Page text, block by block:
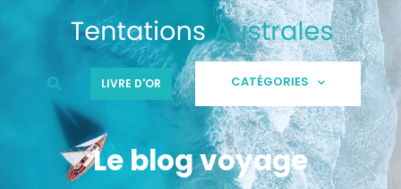
LIVRE D'OR CATÉGORIES
Le blog voyage